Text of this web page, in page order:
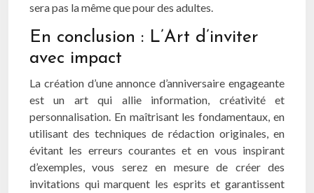
sera pas la même que pour des adultes.
En conclusion : L’Art d’inviter
avec impact
La création d’une annonce d’anniversaire engageante
est un art qui allie information, créativité et
personnalisation. En maîtrisant les fondamentaux, en
utilisant des techniques de rédaction originales, en
évitant les erreurs courantes et en vous inspirant
d’exemples, vous serez en mesure de créer des
invitations qui marquent les esprits et garantissent